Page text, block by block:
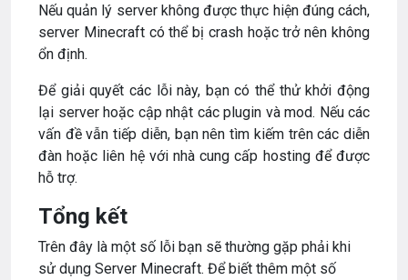
Nếu quản lý server không được thực hiện đúng cách,
server Minecraft có thể bị crash hoặc trở nên không
ổn định.
Để giải quyết các lỗi này, bạn có thể thử khởi động
lại server hoặc cập nhật các plugin và mod. Nếu các
vấn đề vẫn tiếp diễn, bạn nên tìm kiếm trên các diễn
đàn hoặc liên hệ với nhà cung cấp hosting để được
hỗ trợ.
Tổng kết
Trên đây là một số lỗi bạn sẽ thường gặp phải khi
sử dụng Server Minecraft. Để biết thêm một số